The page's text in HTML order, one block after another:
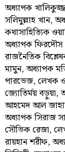
অধ্যাপক
সলিমুল্লাহ খান,
কথাসাহিত্যিক
অধ্যাপক ফিরদৌস
রাজনৈতিক
মামুন, অধ্যাপক
পারভেজ, লেখক
জ্যোতির্ময়
আহমেদ আল
অধ্যাপক সিরাজ
সৌভিক রেজা,
রায়হান শরীফ,